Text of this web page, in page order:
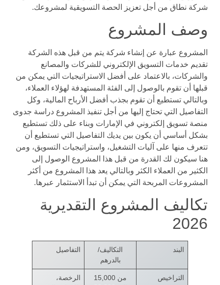
شركة نطاق من أجل تعزيز الحصة التسويقية لمشروعك.
وصف المشروع
المشروع عبارة عن إنشاء شركة يتم من قبل هذه الشركة
تقديم خدمات التسويق الإلكتروني للشركات والمصانع
والشركات، بالاعتماد على أفضل الاستراتيجيات التي يمكن من
قبلها أن تقوم بالوصول إلى الفئة المستهدفة لهؤلاء العملاء،
وبالتالي تستطيع أن تقوم بجذب أفضل الأرباح المالية، وكل
التفاصيل التي تحتاج إليها من أجل تنفيذ المشروع دراسة جدوى
منصة تسويق إلكتروني في الإمارات وبناء على ذلك تستطيع
بشكل أساسي أن يكون بين يديك التفاصيل التي تستطيع أن
تتعرف منها على آليات التشغيل، واستراتيجيات التسويق، ومن
هنا سيكون لك القدرة من قبل هذا المشروع الوصول إلى
الكثير من العملاء الكثر وبالتالي يعد هذا المشروع من أكثر
المشروعات المربحة التي يمكن أن تبدأ الاستثمار عبرها.
تكاليف المشروع التقديرية
2026
البند
التكاليف/
بالدرهم
التفاصيل
التراخيص
من 15,000
الرخصة،